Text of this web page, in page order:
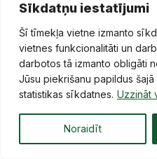
Sīkdatņu iestatījumi
Šī tīmekļa vietne izmanto
vietnes funkcionalitāti un
darbotos tā izmanto obligāti
Jūsu piekrišanu papildus
statistikas sīkdatnes. Uzzināt
Noraidīt